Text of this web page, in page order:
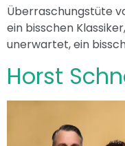
Überraschungstüte
ein bisschen
unerwartet, ein
Horst